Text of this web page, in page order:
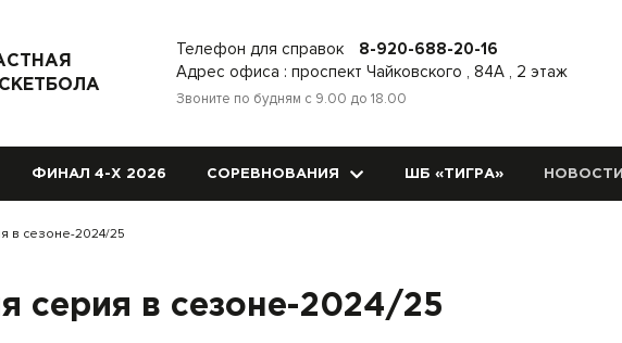
Телефон для справок
8-920-688-20-16
Адрес офиса : проспект Чайковского , 84А , 2 этаж
Звоните по будням с 9.00 до 18.00
ФИНАЛ 4-Х 2026 СОРЕВНОВАНИЯ ШБ «ТИГРА» НОВОСТИ
в сезоне-2024/25
серия в сезоне-2024/25